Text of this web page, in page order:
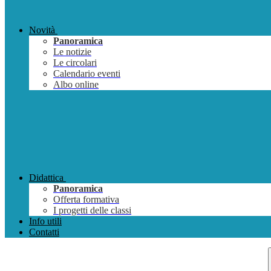
Novità
Panoramica
Le notizie
Le circolari
Calendario eventi
Albo online
Didattica
Panoramica
Offerta formativa
I progetti delle classi
Info utili
Contatti